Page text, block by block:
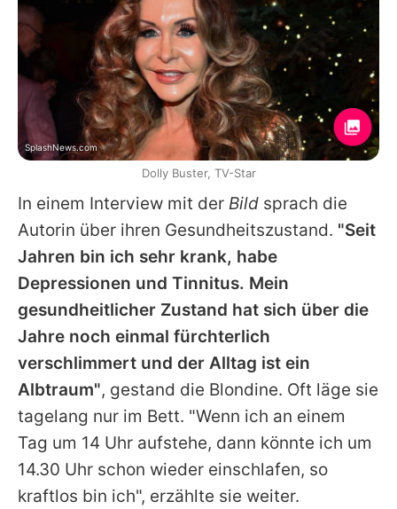
In einem Interview mit der Bild sprach die
Autorin über ihren Gesundheitszustand. "Seit
Jahren bin ich sehr krank, habe
Depressionen und Tinnitus. Mein
gesundheitlicher Zustand hat sich über die
Jahre noch einmal fürchterlich
verschlimmert und der Alltag ist ein
Albtraum", gestand die Blondine. Oft läge sie
tagelang nur im Bett. "Wenn ich an einem
Tag um 14 Uhr aufstehe, dann könnte ich um
14.30 Uhr schon wieder einschlafen, so
kraftlos bin ich", erzählte sie weiter.
SplashNews.com
Dolly Buster, TV-Star